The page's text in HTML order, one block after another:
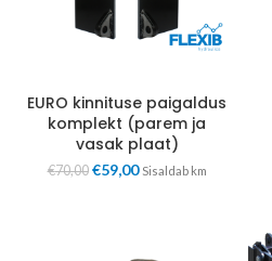
EURO kinnituse paigaldus
komplekt (parem ja
vasak plaat)
€70,00 €59,00 Sisaldab km